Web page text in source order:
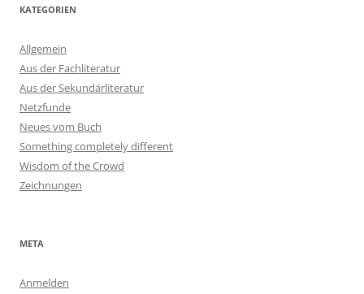
KATEGORIEN
Allgemein
Aus der Fachliteratur
Aus der Sekundärliteratur
Netzfunde
Neues vom Buch
Something completely different
Wisdom of the Crowd
Zeichnungen
META
Anmelden